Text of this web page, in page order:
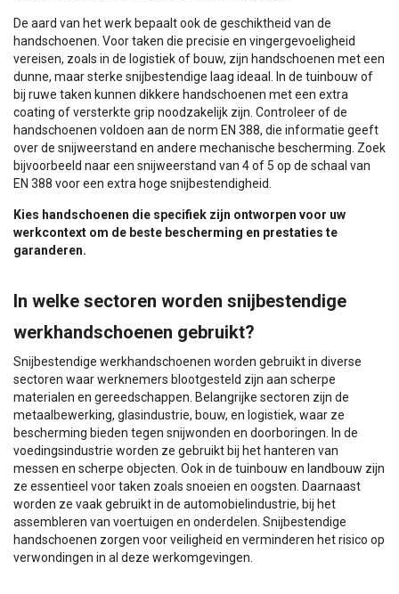
De aard van het werk bepaalt ook de geschiktheid van de
handschoenen. Voor taken die precisie en vingergevoeligheid
vereisen, zoals in de logistiek of bouw, zijn handschoenen met een
dunne, maar sterke snijbestendige laag ideaal. In de tuinbouw of
bij ruwe taken kunnen dikkere handschoenen met een extra
coating of versterkte grip noodzakelijk zijn. Controleer of de
handschoenen voldoen aan de norm EN 388, die informatie geeft
over de snijweerstand en andere mechanische bescherming. Zoek
bijvoorbeeld naar een snijweerstand van 4 of 5 op de schaal van
EN 388 voor een extra hoge snijbestendigheid.
Kies handschoenen die specifiek zijn ontworpen voor uw
werkcontext om de beste bescherming en prestaties te
garanderen.
In welke sectoren worden snijbestendige
werkhandschoenen gebruikt?
Snijbestendige werkhandschoenen worden gebruikt in diverse
sectoren waar werknemers blootgesteld zijn aan scherpe
materialen en gereedschappen. Belangrijke sectoren zijn de
metaalbewerking, glasindustrie, bouw, en logistiek, waar ze
bescherming bieden tegen snijwonden en doorboringen. In de
voedingsindustrie worden ze gebruikt bij het hanteren van
messen en scherpe objecten. Ook in de tuinbouw en landbouw zijn
ze essentieel voor taken zoals snoeien en oogsten. Daarnaast
worden ze vaak gebruikt in de automobielindustrie, bij het
assembleren van voertuigen en onderdelen. Snijbestendige
handschoenen zorgen voor veiligheid en verminderen het risico op
verwondingen in al deze werkomgevingen.